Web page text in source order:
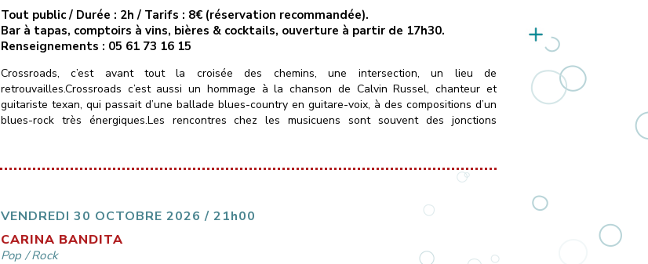
Tout public / Durée : 2h / Tarifs : 8€ (réservation recommandée).
Bar à tapas, comptoirs à vins, bières & cocktails, ouverture à partir de 17h30.
Renseignements : 05 61 73 16 15
Crossroads, c’est avant tout la croisée des chemins, une intersection, un lieu de
retrouvailles.Crossroads c’est aussi un hommage à la chanson de Calvin Russel, chanteur et
guitariste texan, qui passait d’une ballade blues-country en guitare-voix, à des compositions d’un
blues-rock très énergiques.Les rencontres chez les musicuens sont souvent des jonctions
VENDREDI 30 OCTOBRE 2026 / 21h00
CARINA BANDITA
Pop /Rock